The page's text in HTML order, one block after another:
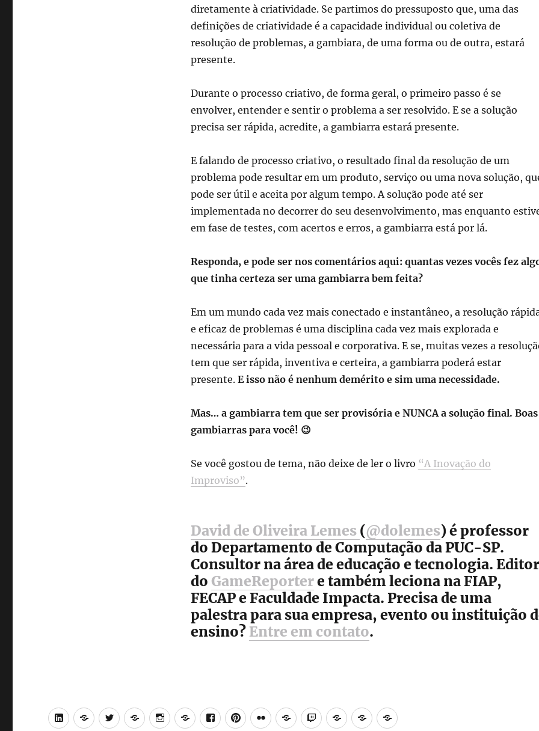
diretamente à criatividade. Se partimos do pressuposto que, uma das
definições de criatividade é a capacidade individual ou coletiva de
resolução de problemas, a gambiara, de uma forma ou de outra, estará
presente.
Durante o processo criativo, de forma geral, o primeiro passo é se
envolver, entender e sentir o problema a ser resolvido. E se a solução
precisa ser rápida, acredite, a gambiarra estará presente.
E falando de processo criativo, o resultado final da resolução de um
problema pode resultar em um produto, serviço ou uma nova solução,
pode ser útil e aceita por algum tempo. A solução pode até ser
implementada no decorrer do seu desenvolvimento, mas enquanto
em fase de testes, com acertos e erros, a gambiarra está por lá.
Responda, e pode ser nos comentários aqui: quantas vezes vocês fez
que tinha certeza ser uma gambiarra bem feita?
Em um mundo cada vez mais conectado e instantâneo, a resolução
e eficaz de problemas é uma disciplina cada vez mais explorada e
necessária para a vida pessoal e corporativa. E se, muitas vezes a
tem que ser rápida, inventiva e certeira, a gambiarra poderá estar
presente. E isso não é nenhum demérito e sim uma necessidade.
Mas… a gambiarra tem que ser provisória e NUNCA a solução final. Boas
gambiarras para você! 😉
Se você gostou de tema, não deixe de ler o livro “A Inovação do
Improviso”.
David de Oliveira Lemes (@dolemes) é professor
do Departamento de Computação da PUC-SP.
Consultor na área de educação e tecnologia. Editor
do GameReportere também leciona na FIAP,
FECAP e Faculdade Impacta. Precisa de uma
palestra para sua empresa, evento ou instituição
ensino? Entre em contato.
LinkedIn
LattesTwitterMediumInstagram
BehanceFacebookPinterest
FlickrAcademia.edu
TwitchMinecraft
SteamItch.io